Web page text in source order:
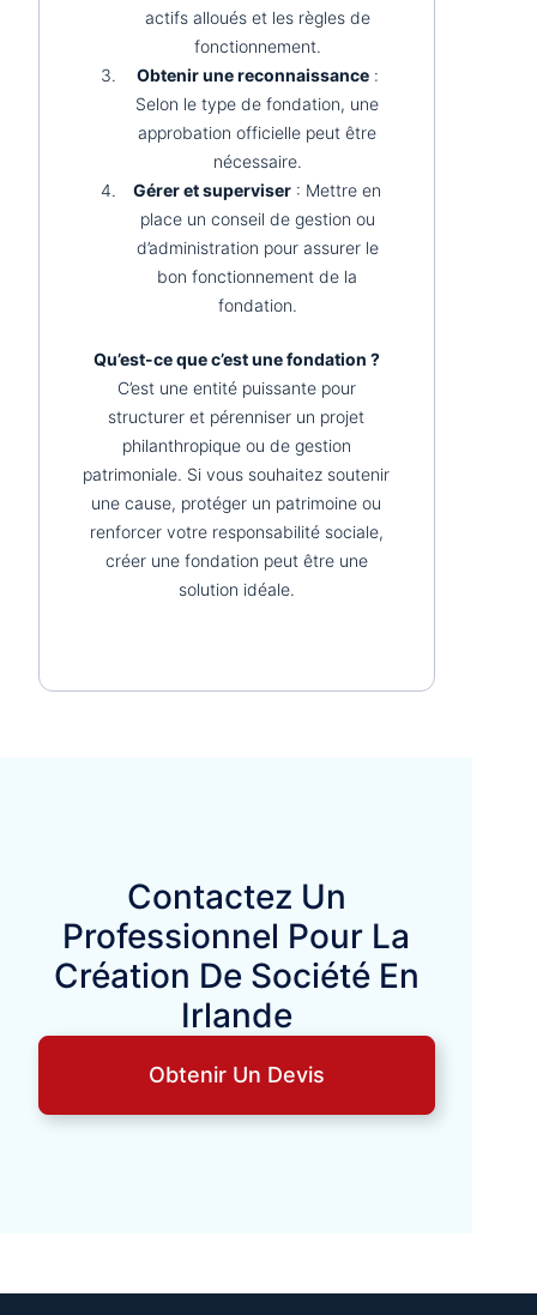
actifs alloués et les règles de
fonctionnement.
Obtenir une reconnaissance:
Selon le type de fondation, une
approbation officielle peut être
nécessaire.
Gérer et superviser : Mettre en
place un conseil de gestion ou
d’administration pour assurer le
bon fonctionnement de la
fondation.
Qu’est-ce que c’est une fondation ?
C’est une entité puissante pour
structurer et pérenniser un projet
philanthropique ou de gestion
patrimoniale. Si vous souhaitez soutenir
une cause, protéger un patrimoine ou
renforcer votre responsabilité sociale,
créer une fondation peut être une
solution idéale.
Contactez Un
Professionnel Pour La
Création De Société En
Irlande
Obtenir Un Devis